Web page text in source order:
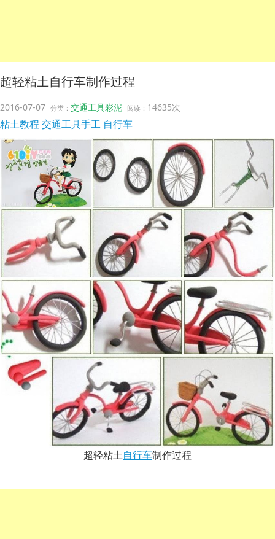
超轻粘土自行车制作过程
2016-07-07 分类： 交通工具彩泥 阅读： 14635次
粘土教程 交通工具手工 自行车
超轻粘土自行车制作过程